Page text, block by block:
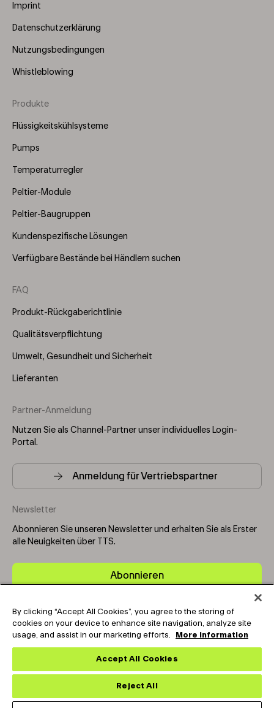
Imprint
Datenschutzerklärung
Nutzungsbedingungen
Whistleblowing
Footer
Menu
Produkte
Flüssigkeitskühlsysteme
Pumps
Temperaturregler
Peltier-Module
Peltier-Baugruppen
Kundenspezifische Lösungen
Verfügbare Bestände bei Händlern suchen
FAQ
Produkt-Rückgaberichtlinie
Qualitätsverpflichtung
Umwelt, Gesundheit und Sicherheit
Lieferanten
Partner-Anmeldung
Nutzen Sie als Channel-Partner unser individuelles Login-
Portal.
Anmeldung für Vertriebspartner
Newsletter
Abonnieren Sie unseren Newsletter und erhalten Sie als Erster
alle Neuigkeiten über TTS.
Abonnieren
Copyright © 2025-2026 Tark Thermal Solutions. All rights
reserved.
Socials
By clicking “Accept All Cookies”, you agree to the storing of
cookies on your device to enhance site navigation, analyze site
usage, and assist in our marketing efforts.
More information
Accept All Cookies
Reject All